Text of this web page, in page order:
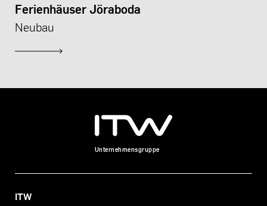
Ferienhäuser Jöraboda
Neubau
Unternehmensgruppe
ITW